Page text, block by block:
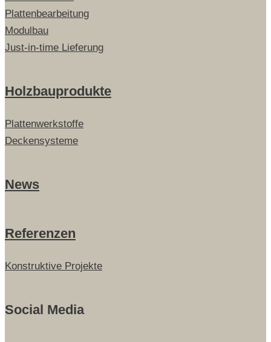
Plattenbearbeitung
Modulbau
Just-in-time Lieferung
Holzbauprodukte
Plattenwerkstoffe
Deckensysteme
News
Referenzen
Konstruktive Projekte
Social Media